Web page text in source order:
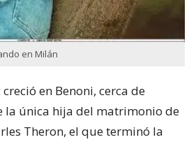
en Milán
en Benoni,​ cerca de
la única hija del matrimonio de
Theron, el que terminó la